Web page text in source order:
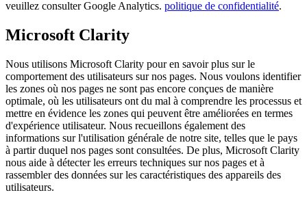
veuillez consulter Google Analytics. politique de confidentialité.
Microsoft Clarity
Nous utilisons Microsoft Clarity pour en savoir plus sur le
comportement des utilisateurs sur nos pages. Nous voulons identifier
les zones où nos pages ne sont pas encore conçues de manière
optimale, où les utilisateurs ont du mal à comprendre les processus et
mettre en évidence les zones qui peuvent être améliorées en termes
d'expérience utilisateur. Nous recueillons également des
informations sur l'utilisation générale de notre site, telles que le pays
à partir duquel nos pages sont consultées. De plus, Microsoft Clarity
nous aide à détecter les erreurs techniques sur nos pages et à
rassembler des données sur les caractéristiques des appareils des
utilisateurs.